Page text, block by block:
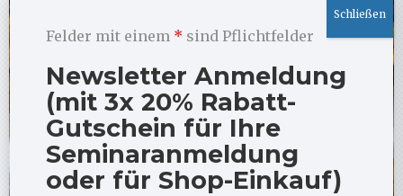
Felder mit einem * sind Pflichtfelder
Newsletter Anmeldung
(mit 3x 20% Rabatt-
Gutschein für Ihre
Seminaranmeldung
oder für Shop-Einkauf)